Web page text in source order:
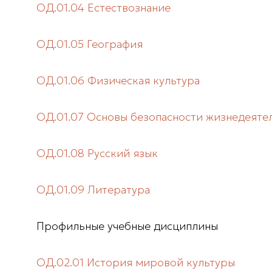
ОД.01.04 Естествознание
ОД.01.05 География
ОД.01.06 Физическая культура
ОД.01.07 Основы безопасности
ОД.01.08 Русский язык
ОД.01.09 Литература
Профильные учебные дисциплины
ОД.02.01 История мировой культуры